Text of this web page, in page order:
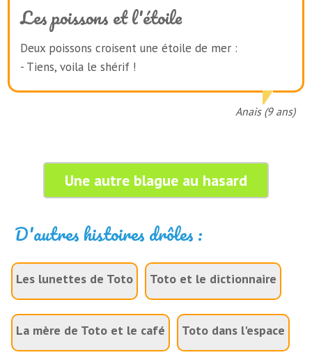
Les poissons et l'étoile
Deux poissons croisent une étoile de mer :
- Tiens, voila le shérif !
Anais (9 ans)
Une autre blague au hasard
D'autres histoires drôles :
Les lunettes de Toto Toto et le dictionnaire
La mère de Toto et le café Toto dans l'espace